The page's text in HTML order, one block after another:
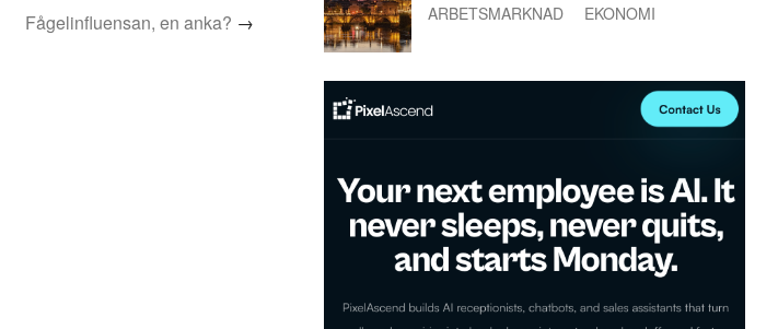
Fågelinfluensan, en anka? → ARBETSMARKNAD EKONOMI